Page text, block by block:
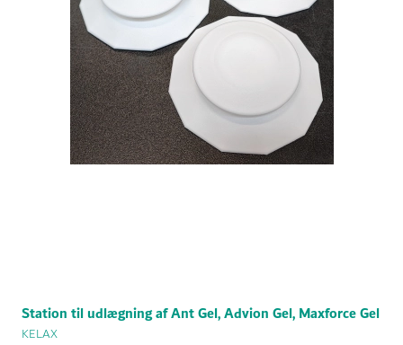
Station til udlægning af Ant Gel, Advion Gel, Maxforce Gel
KELAX